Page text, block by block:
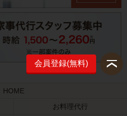
会員登録(無料)
HOME
お料理代行